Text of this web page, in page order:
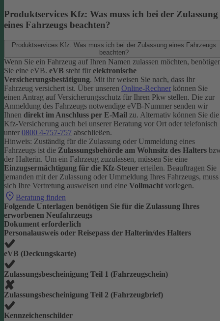
Produktservices Kfz: Was muss ich bei der Zulassung
eines Fahrzeugs beachten?
Produktservices Kfz: Was muss ich bei der Zulassung eines Fahrzeugs
beachten?
Wenn Sie ein Fahrzeug auf Ihren Namen zulassen möchten,
Sie eine eVB. eVB steht für elektronische
Versicherungsbestätigung. Mit ihr weisen Sie nach, dass Ihr
Fahrzeug versichert ist. Über unseren Online-Rechner können Sie
einen Antrag auf Versicherungsschutz für Ihren Pkw stellen. Die zur
Anmeldung des Fahrzeugs notwendige eVB-Nummer senden wir
Ihnen direkt im Anschluss per E-Mail zu. Alternativ können Sie die
Kfz-Versicherung auch bei unserer Beratung vor Ort oder telefonisch
unter 0800 4-757-757 abschließen.
Hinweis: Zuständig für die Zulassung oder Ummeldung eines
Fahrzeugs ist die Zulassungsbehörde am Wohnsitz des Halters
der Halterin. Um ein Fahrzeug zuzulassen, müssen Sie eine
Einzugsermächtigung für die Kfz-Steuer erteilen. Beauftragen Sie
jemanden mit der Zulassung oder Ummeldung Ihres Fahrzeugs, muss
sich Ihre Vertretung ausweisen und eine Vollmacht vorlegen.
Beratung finden
Folgende Unterlagen benötigen Sie für die Zulassung Ihres
erworbenen Neufahrzeugs
Dokument erforderlich
Personalausweis oder Reisepass der Halterin/des Halters
eVB (Deckungskarte)
Zulassungsbescheinigung Teil 1 (Fahrzeugschein)
Zulassungsbescheinigung Teil 2 (Fahrzeugbrief)
Kennzeichenschilder